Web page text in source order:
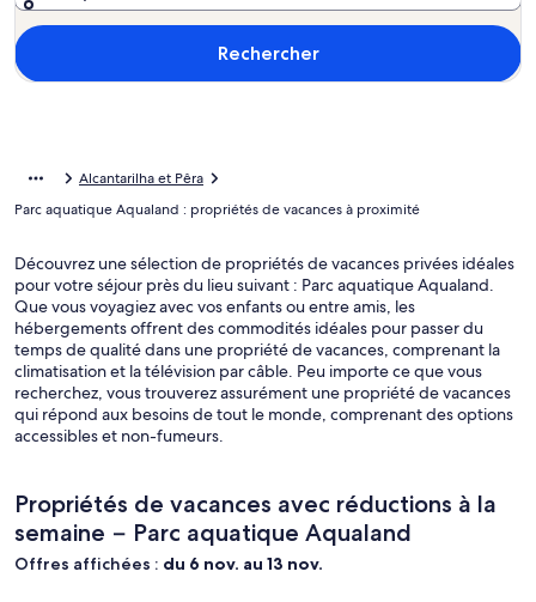
Rechercher
Alcantarilha et Pêra
Parc aquatique Aqualand : propriétés de vacances à proximité
Découvrez une sélection de propriétés de vacances privées idéales
pour votre séjour près du lieu suivant : Parc aquatique Aqualand.
Que vous voyagiez avec vos enfants ou entre amis, les
hébergements offrent des commodités idéales pour passer du
temps de qualité dans une propriété de vacances, comprenant la
climatisation et la télévision par câble. Peu importe ce que vous
recherchez, vous trouverez assurément une propriété de vacances
qui répond aux besoins de tout le monde, comprenant des options
accessibles et non-fumeurs.
Propriétés de vacances avec réductions à la
semaine − Parc aquatique Aqualand
Offres affichées : du 6 nov. au 13 nov.